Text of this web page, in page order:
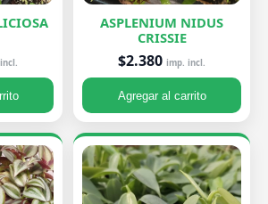
ASPLENIUM NIDUS
CRISSIE
$2.380 imp. incl.
Agregar al carrito